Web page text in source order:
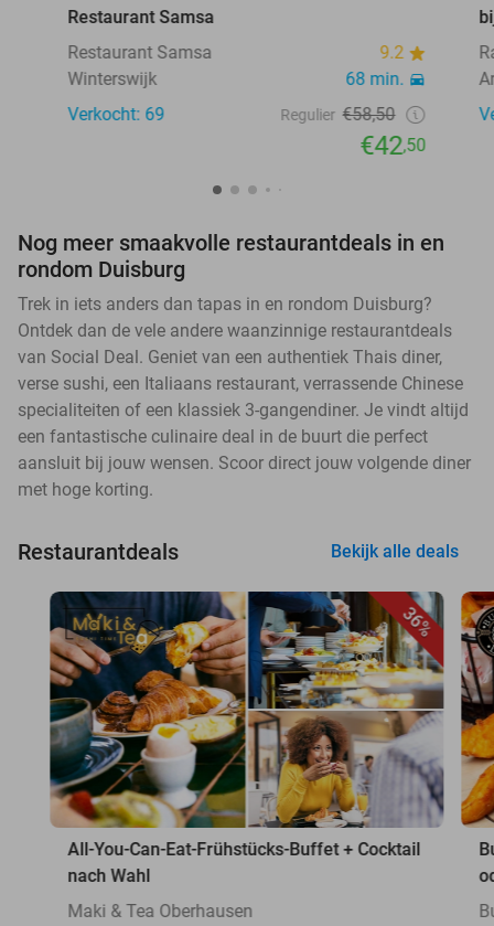
Restaurant Samsa
Restaurant Samsa
9.2
Winterswijk
68 min.
Verkocht: 69
Regulier €58,50
€42,50
Nog meer smaakvolle restaurantdeals in en
rondom Duisburg
Trek in iets anders dan tapas in en rondom Duisburg?
Ontdek dan de vele andere waanzinnige restaurantdeals
van Social Deal. Geniet van een authentiek Thais diner,
verse sushi, een Italiaans restaurant, verrassende Chinese
specialiteiten of een klassiek 3-gangendiner. Je vindt altijd
een fantastische culinaire deal in de buurt die perfect
aansluit bij jouw wensen. Scoor direct jouw volgende diner
met hoge korting.
Restaurantdeals Bekijk alle deals
36%
All-You-Can-Eat-Frühstücks-Buffet + Cocktail
nach Wahl
Maki & Tea Oberhausen